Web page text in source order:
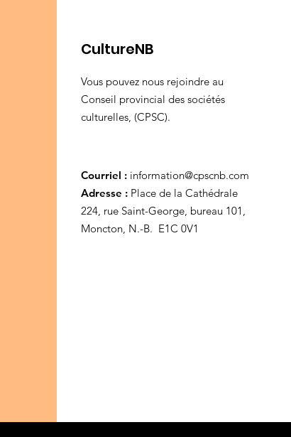
CultureNB
Vous pouvez nous rejoindre au
Conseil provincial des sociétés
culturelles, (CPSC).
Courriel : information@cpscnb.com
Adresse : Place de la Cathédrale
224, rue Saint-George, bureau 101,
Moncton, N.-B. E1C 0V1